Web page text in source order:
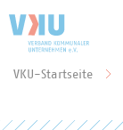
VKU-Startseite